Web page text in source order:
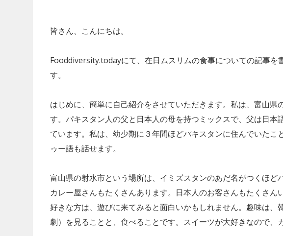
皆さん、こんにちは。
Fooddiversity.todayにて、在日ムスリムの食事についての記事を
す。
はじめに、簡単に自己紹介をさせていただきます。私は、富山県
す。パキスタン人の父と日本人の母を持つミックスで、父は日本
ています。私は、幼少期に３年間ほどパキスタンに住んでいたこ
ゥー語も話せます。
富山県の射水市という場所は、イミズスタンのあだ名がつくほど
カレー屋さんもたくさんあります。日本人のお客さんもたくさん
好きな方は、遊びに来てみると面白いかもしれません。趣味は、
劇）を見ることと、食べることです。スイーツが大好きなので、